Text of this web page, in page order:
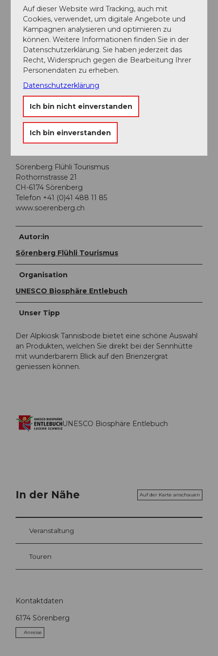
Sörenberg. Vor dem Dorf Sörenberg beim Restaurant
Südelhöhe rechts abbiegen Richtung Salwideli, weiter
geht es auf der Salwidelistrasse bis zum Bergwelten
Salwideli.
Planen Sie Ihre Route mit Hilfe desGoogle
Routenplaners.
Parken
Ein kostenpflichtiger Parkplatz steht beim
Bergwelten Salwideli zur Verfügung.
Weitere Infos / Links
Sörenberg Flühli Tourismus
Rothornstrasse 21
CH-6174 Sörenberg
Telefon +41 (0)41 488 11 85
www.soerenberg.ch
Autor:in
Sörenberg Flühli Tourismus
Organisation
UNESCO Biosphäre Entlebuch
Unser Tipp
Der Alpkiosk Tannisbode bietet eine schöne Auswahl
an Produkten, welchen Sie direkt bei der Sennhütte
mit wunderbarem Blick auf den Brienzergrat
geniessen können.
UNESCO Biosphäre Entlebuch
In der Nähe Auf der Karte anschauen
Veranstaltung
Touren
Kontaktdaten
6174 Sörenberg
Anreise
Auf dieser Website wird Tracking, auch mit
Cookies, verwendet, um digitale Angebote und
Kampagnen analysieren und optimieren zu
können. Weitere Informationen finden Sie in der
Datenschutzerklärung. Sie haben jederzeit das
Recht, Widerspruch gegen die Bearbeitung Ihrer
Personendaten zu erheben.
Datenschutzerklärung
Ich bin nicht einverstanden
Ich bin einverstanden